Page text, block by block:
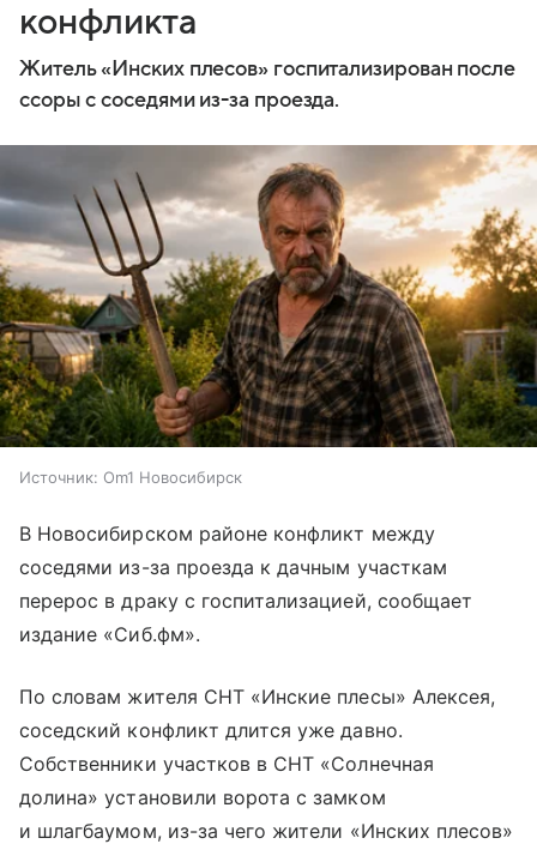
конфликта
Житель «Инских плесов» госпитализирован после
ссоры с соседями из-за проезда.
Источник: Om1 Новосибирск
В Новосибирском районе конфликт между
соседями из-за проезда к дачным участкам
перерос в драку с госпитализацией, сообщает
издание «Сиб.фм».
По словам жителя СНТ «Инские плесы» Алексея,
соседский конфликт длится уже давно.
Собственники участков в СНТ «Солнечная
долина» установили ворота с замком
и шлагбаумом, из-за чего жители «Инских плесов»